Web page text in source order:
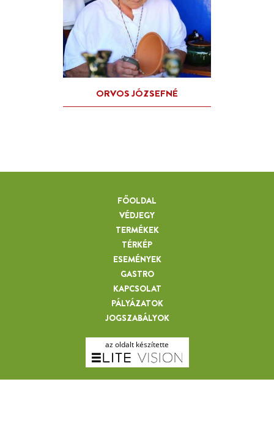
FŐOLDAL
VÉDJEGY
TERMÉKEK
TÉRKÉP
ESEMÉNYEK
GASTRO
KAPCSOLAT
PÁLYÁZATOK
JOGSZABÁLYOK
az oldalt készítette